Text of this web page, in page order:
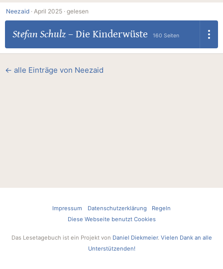
Neezaid · April 2025 · gelesen
Stefan Schulz– Die Kinderwüste 160 Seiten
← alle Einträge von Neezaid
Impressum Datenschutzerklärung
Regeln
Diese Webseite benutzt Cookies
Das Lesetagebuch ist ein Projekt von Daniel Diekmeier. Vielen Dank an alle
Unterstützenden!